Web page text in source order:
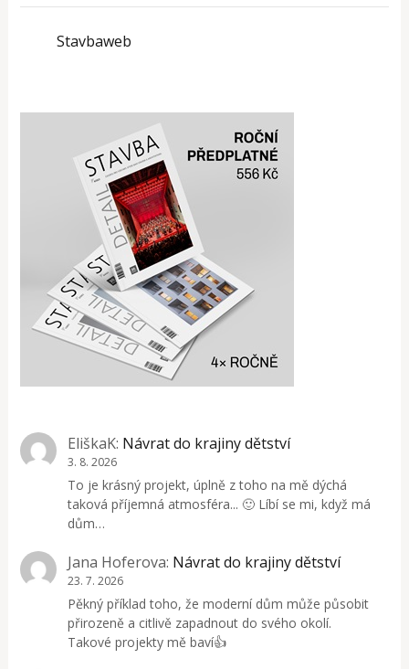
Stavbaweb
EliškaK: Návrat do krajiny dětství
3. 8. 2026
To je krásný projekt, úplně z toho na mě dýchá
taková příjemná atmosféra... 🙂 Líbí se mi, když má
dům…
Jana Hoferova: Návrat do krajiny dětství
23. 7. 2026
Pěkný příklad toho, že moderní dům může působit
přirozeně a citlivě zapadnout do svého okolí.
Takové projekty mě baví👍